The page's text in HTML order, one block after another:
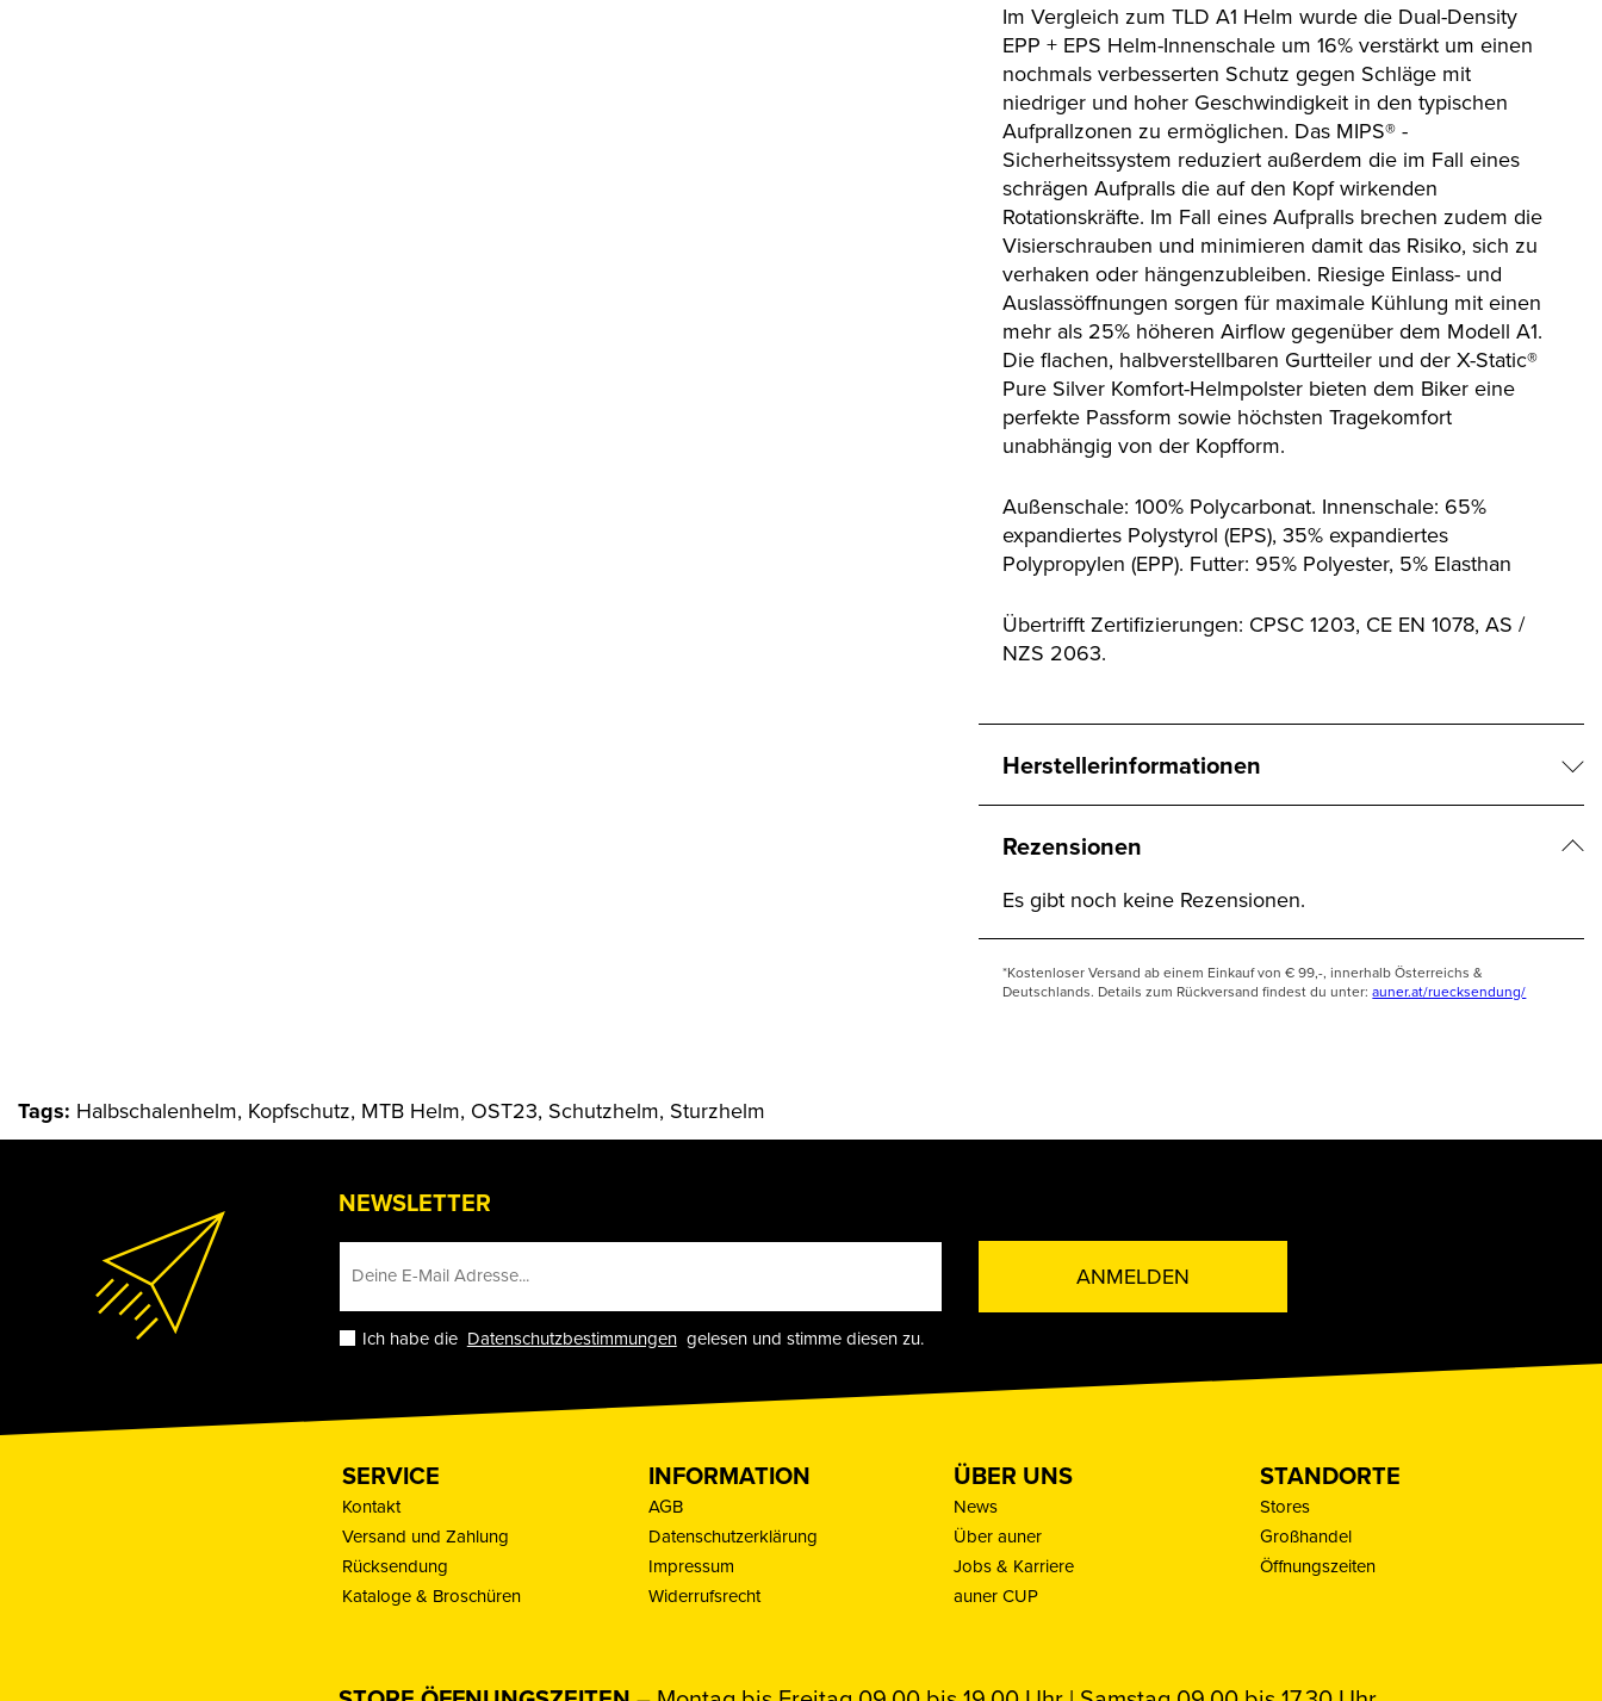
Im Vergleich zum TLD A1 Helm wurde die Dual-Density
EPP + EPS Helm-Innenschale um 16% verstärkt um einen
nochmals verbesserten Schutz gegen Schläge mit
niedriger und hoher Geschwindigkeit in den typischen
Aufprallzonen zu ermöglichen. Das MIPS® -
Sicherheitssystem reduziert außerdem die im Fall eines
schrägen Aufpralls die auf den Kopf wirkenden
Rotationskräfte. Im Fall eines Aufpralls brechen zudem die
Visierschrauben und minimieren damit das Risiko, sich zu
verhaken oder hängenzubleiben. Riesige Einlass- und
Auslassöffnungen sorgen für maximale Kühlung mit einen
mehr als 25% höheren Airflow gegenüber dem Modell A1.
Die flachen, halbverstellbaren Gurtteiler und der X-Static®
Pure Silver Komfort-Helmpolster bieten dem Biker eine
perfekte Passform sowie höchsten Tragekomfort
unabhängig von der Kopfform.
Außenschale: 100% Polycarbonat. Innenschale: 65%
expandiertes Polystyrol (EPS), 35% expandiertes
Polypropylen (EPP). Futter: 95% Polyester, 5% Elasthan
Übertrifft Zertifizierungen: CPSC 1203, CE EN 1078, AS /
NZS 2063.
Herstellerinformationen
Rezensionen
Es gibt noch keine Rezensionen.
*Kostenloser Versand ab einem Einkauf von € 99,-, innerhalb Österreichs &
Deutschlands. Details zum Rückversand findest du unter:auner.at/ruecksendung/
Tags: Halbschalenhelm, Kopfschutz, MTB Helm, OST23, Schutzhelm, Sturzhelm
NEWSLETTER
Ich habe die Datenschutzbestimmungengelesen und stimme diesen zu.
ANMELDEN
SERVICE
Kontakt
Versand und Zahlung
Rücksendung
Kataloge & Broschüren
INFORMATION
AGB
Datenschutzerklärung
Impressum
Widerrufsrecht
ÜBER UNS
News
Über auner
Jobs & Karriere
auner CUP
STANDORTE
Stores
Großhandel
Öffnungszeiten